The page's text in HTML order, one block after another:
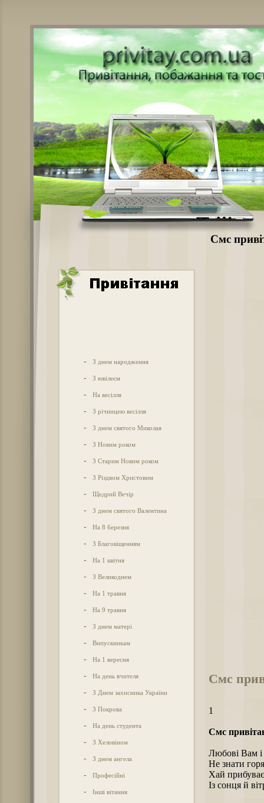
Смс
- З днем народження
- З ювілеєм
- На весілля
- З річницею весілля
- З днем святого Миколая
- З Новим роком
- З Старим Новим роком
- З Різдвом Христовим
- Щедрий Вечір
- З днем святого Валентина
- На 8 березня
- З Благовіщенням
- На 1 квітня
- З Великоднем
- На 1 травня
- На 9 травня
- З днем матері
- Випускникам
- На 1 вересня
- На день вчителя
- З Днем захисника України
- З Покрова
- На день студента
- З Хеловіном
- З днем ангела
- Професійні
- Інші вітання
Смс
1
Смс
Любові Вам і
Не знати
Хай
Із сонця й